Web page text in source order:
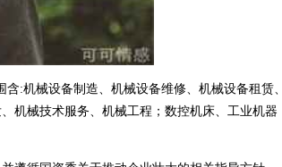
:机械设备制造、机械设备维修、机械设备租赁、
机械技术服务、机械工程；数控机床、工业机器